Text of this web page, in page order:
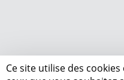
Ce site utilise des